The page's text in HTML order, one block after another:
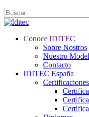
Conoce IDITEC
Sobre Nostros
Nuestro
Contacto
IDITEC España
Certificaciones